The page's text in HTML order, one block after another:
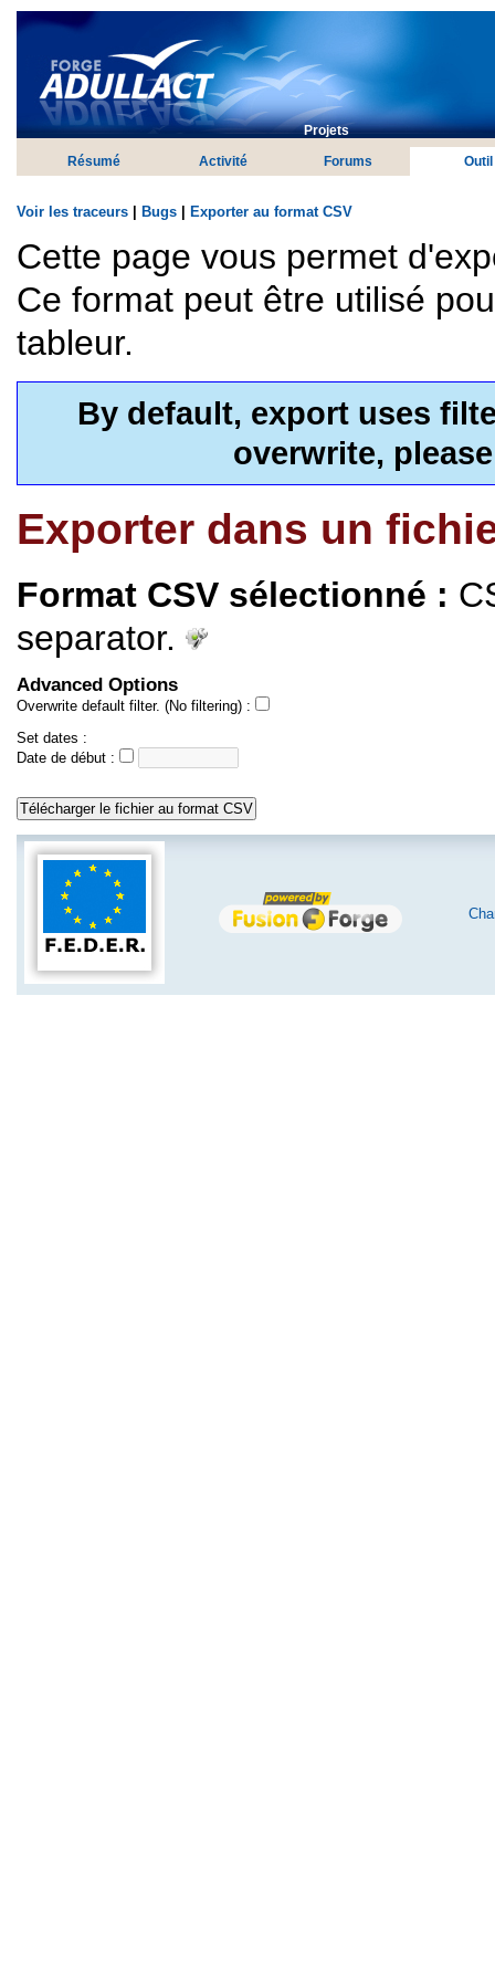
Projets
Résumé Activité Forums
Voir les traceurs | Bugs | Exporter au format CSV
Cette page vous permet
Ce format peut être utilisé
tableur.
By default, export uses
overwrite,
Exporter dans un
Format CSV sélectionné :
separator.
Advanced Options
Overwrite default filter. (No filtering) :
Set dates :
Date de début :